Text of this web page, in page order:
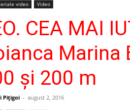
video Video
CEA MAI
Marina
și 200 m
Pițigoi - august 2, 2016